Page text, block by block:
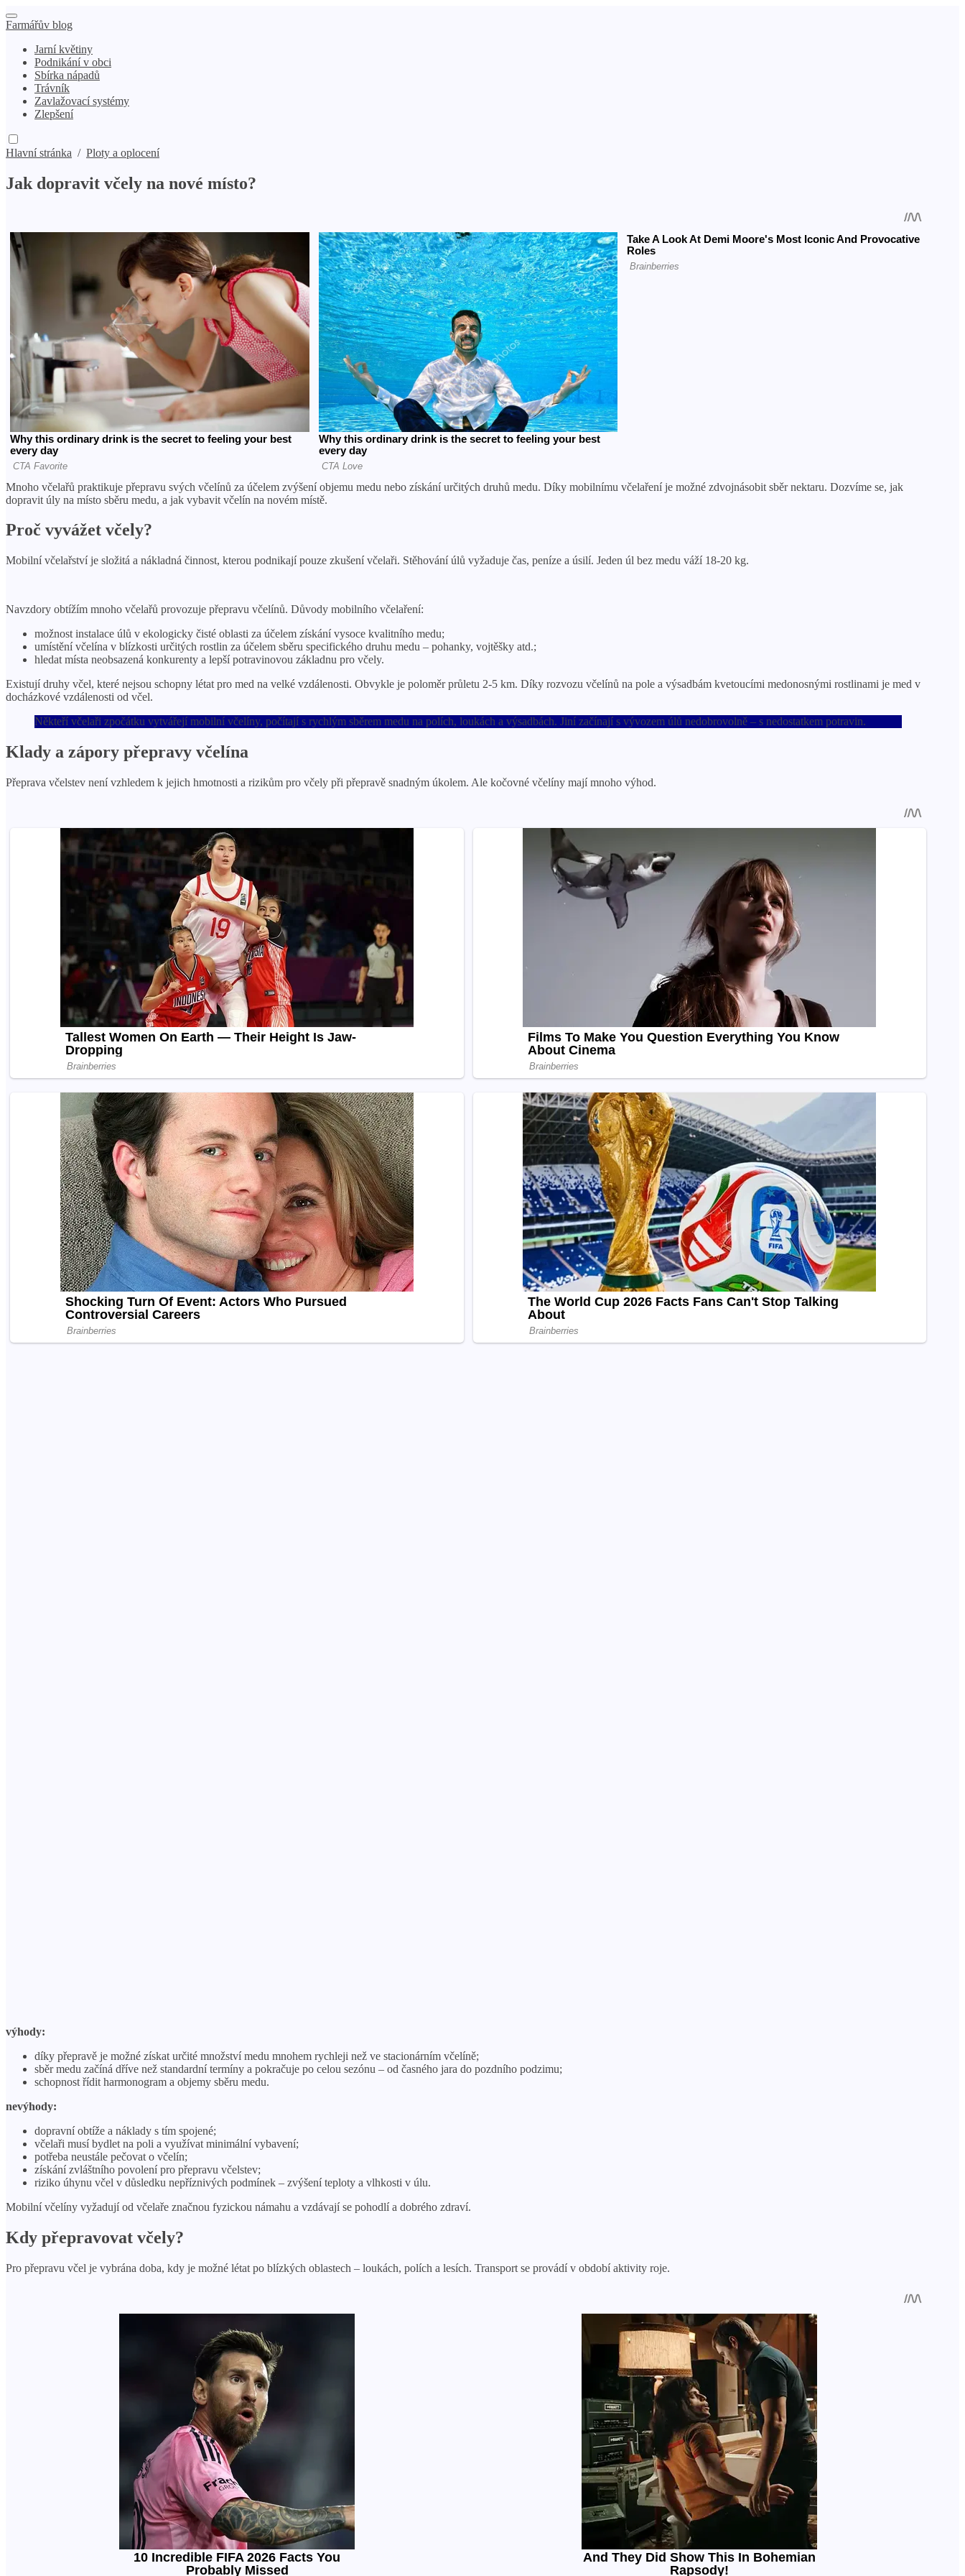
Farmářův blog
Jarní květiny
Podnikání v obci
Sbírka nápadů
Trávník
Zavlažovací systémy
Zlepšení
Hlavní stránka / Ploty a oplocení
Jak dopravit včely na nové místo?
Mnoho včelařů praktikuje přepravu svých včelínů za účelem zvýšení objemu medu nebo získání určitých druhů medu. Díky mobilnímu včelaření je možné zdvojnásobit sběr nektaru. Dozvíme se, jak
dopravit úly na místo sběru medu, a jak vybavit včelín na novém místě.
Proč vyvážet včely?
Mobilní včelařství je složitá a nákladná činnost, kterou podnikají pouze zkušení včelaři. Stěhování úlů vyžaduje čas, peníze a úsilí. Jeden úl bez medu váží 18-20 kg.
Navzdory obtížím mnoho včelařů provozuje přepravu včelínů. Důvody mobilního včelaření:
možnost instalace úlů v ekologicky čisté oblasti za účelem získání vysoce kvalitního medu;
umístění včelína v blízkosti určitých rostlin za účelem sběru specifického druhu medu – pohanky, vojtěšky atd.;
hledat místa neobsazená konkurenty a lepší potravinovou základnu pro včely.
Existují druhy včel, které nejsou schopny létat pro med na velké vzdálenosti. Obvykle je poloměr průletu 2-5 km. Díky rozvozu včelínů na pole a výsadbám kvetoucími medonosnými rostlinami je med v
docházkové vzdálenosti od včel.
Někteří včelaři zpočátku vytvářejí mobilní včelíny, počítají s rychlým sběrem medu na polích, loukách a výsadbách. Jiní začínají s vývozem úlů nedobrovolně – s nedostatkem potravin.
Klady a zápory přepravy včelína
Přeprava včelstev není vzhledem k jejich hmotnosti a rizikům pro včely při přepravě snadným úkolem. Ale kočovné včelíny mají mnoho výhod.
výhody:
díky přepravě je možné získat určité množství medu mnohem rychleji než ve stacionárním včelíně;
sběr medu začíná dříve než standardní termíny a pokračuje po celou sezónu – od časného jara do pozdního podzimu;
schopnost řídit harmonogram a objemy sběru medu.
nevýhody:
dopravní obtíže a náklady s tím spojené;
včelaři musí bydlet na poli a využívat minimální vybavení;
potřeba neustále pečovat o včelín;
získání zvláštního povolení pro přepravu včelstev;
riziko úhynu včel v důsledku nepříznivých podmínek – zvýšení teploty a vlhkosti v úlu.
Mobilní včelíny vyžadují od včelaře značnou fyzickou námahu a vzdávají se pohodlí a dobrého zdraví.
Kdy přepravovat včely?
Pro přepravu včel je vybrána doba, kdy je možné létat po blízkých oblastech – loukách, polích a lesích. Transport se provádí v období aktivity roje.